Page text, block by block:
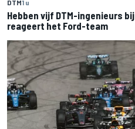
DTM1 u
Hebben vijf DTM-ingenieurs
reageert het Ford-team